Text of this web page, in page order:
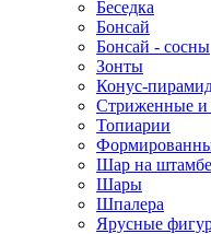
Беседка
Бонсай
Бонсай - сосны
Зонты
Конус-
Стриженные и
Топиарии
Шар на штамбе
Шары
Шпалера
Ярусные